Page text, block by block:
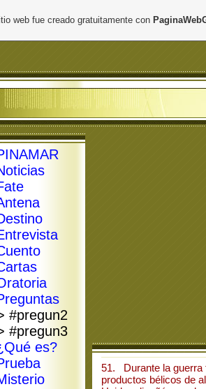
#pregun2
#pregun3
es?
51. Durante la guerra
productos bélicos de
web fue creado gratuitamente con